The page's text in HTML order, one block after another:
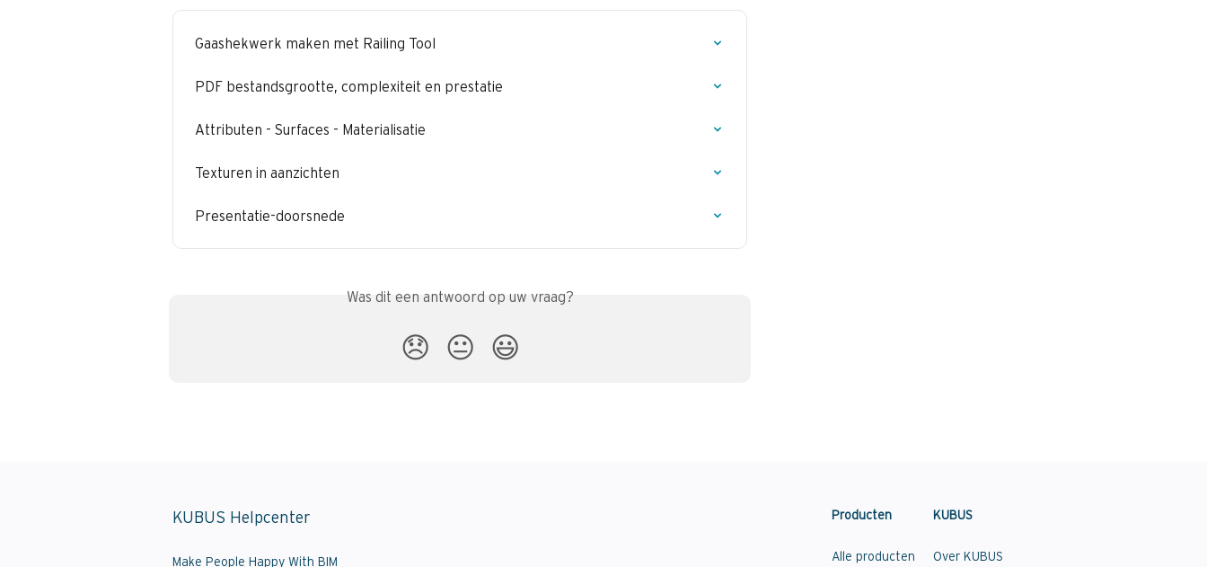
Gaashekwerk maken met Railing Tool
PDF bestandsgrootte, complexiteit en prestatie
Attributen - Surfaces - Materialisatie
Texturen in aanzichten
Presentatie-doorsnede
Was dit een antwoord op uw vraag?
😞 😐 😃
KUBUS Helpcenter
Make People Happy With BIM
Producten
Alle producten
KUBUS
Over KUBUS